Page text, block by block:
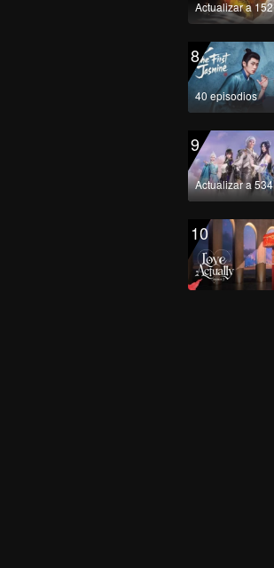
Actualizar a 152
8
40 episodios
9
Actualizar a 534
10